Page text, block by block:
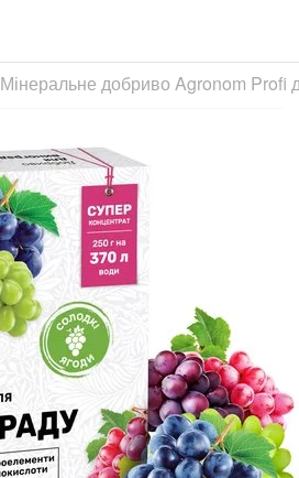
Мінеральне добриво Agronom Profi